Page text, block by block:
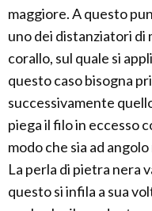
maggiore. A questo
uno dei distanziatori di
corallo, sul quale si
questo caso bisogna
successivamente
piega il filo in eccesso
modo che sia ad
La perla di pietra nera
questo si infila a sua